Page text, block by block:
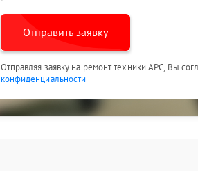
Отправить заявку
Отправляя заявку на ремонт техники APC, Вы
конфиденциальности